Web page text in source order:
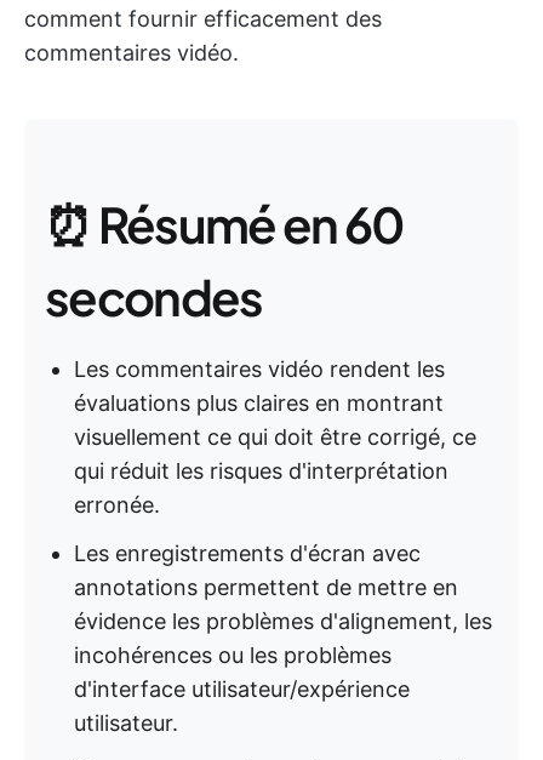
comment fournir efficacement des
commentaires vidéo.
⏰ Résumé en 60
secondes
Les commentaires vidéo rendent les
évaluations plus claires en montrant
visuellement ce qui doit être corrigé, ce
qui réduit les risques d'interprétation
erronée.
Les enregistrements d'écran avec
annotations permettent de mettre en
évidence les problèmes d'alignement, les
incohérences ou les problèmes
d'interface utilisateur/expérience
utilisateur.